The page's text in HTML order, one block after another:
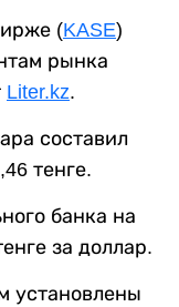
(KASE)
рынка
Liter.kz.
составил
тенге.
банка на
за доллар.
установлены